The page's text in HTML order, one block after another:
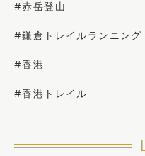
#赤岳登山
#鎌倉トレイルランニング
#香港
#香港トレイル